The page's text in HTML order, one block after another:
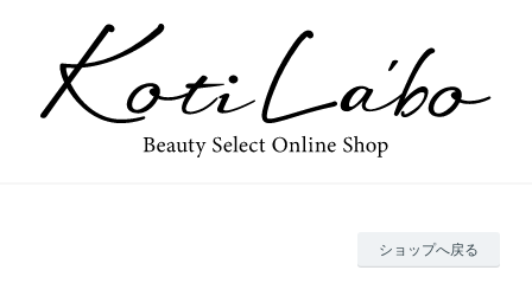
ショップへ戻る